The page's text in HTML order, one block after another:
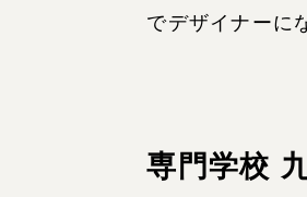
でデザイナーに
専門学校